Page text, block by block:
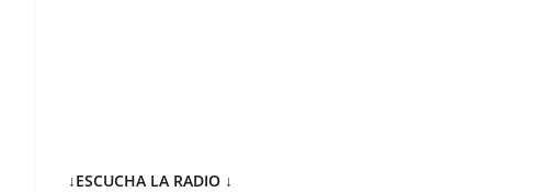
↓ESCUCHA LA RADIO ↓